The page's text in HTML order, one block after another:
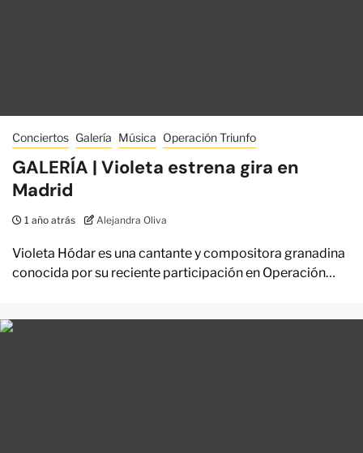
Conciertos Galería Música Operación Triunfo
GALERÍA | Violeta estrena gira en
Madrid
1 año atrás Alejandra Oliva
Violeta Hódar es una cantante y compositora granadina
conocida por su reciente participación en Operación…